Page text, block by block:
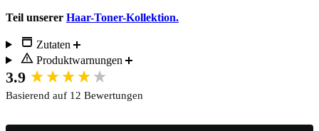
Teil unserer Haar-Toner-Kollektion.
Zutaten
Produktwarnungen
3.9
Basierend auf 12 Bewertungen
New content loaded